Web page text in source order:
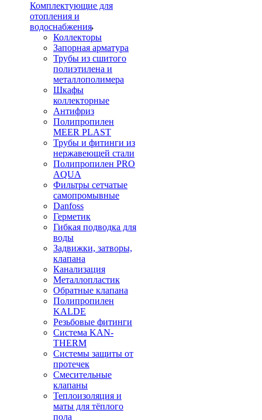
Комплектующие для
отопления и
водоснабжения
Коллекторы
Запорная арматура
Трубы из сшитого
полиэтилена и
металлополимера
Шкафы
коллекторные
Антифриз
Полипропилен
MEER PLAST
Трубы и фитинги из
нержавеющей стали
Полипропилен PRO
AQUA
Фильтры сетчатые
самопромывные
Danfoss
Герметик
Гибкая подводка для
воды
Задвижки, затворы,
клапана
Канализация
Металлопластик
Обратные клапана
Полипропилен
KALDE
Резьбовые фитинги
Система KAN-
THERM
Системы защиты от
протечек
Смесительные
клапаны
Теплоизоляция и
маты для тёплого
пола